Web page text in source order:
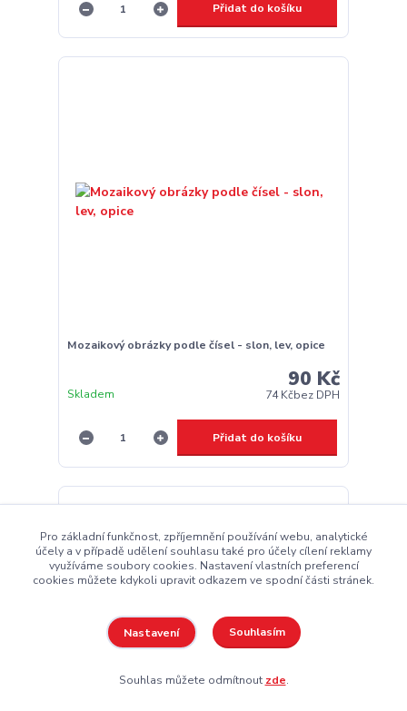
Přidat do košíku
Mozaikový obrázky podle čísel - slon, lev, opice
90 Kč
74 Kčbez DPH
Skladem
Přidat do košíku
Pro základní funkčnost, zpříjemnění používání webu, analytické
účely a v případě udělení souhlasu také pro účely cílení reklamy
využíváme soubory cookies. Nastavení vlastních preferencí
cookies můžete kdykoli upravit odkazem ve spodní části stránek.
Nastavení Souhlasím
Souhlas můžete odmítnout zde.